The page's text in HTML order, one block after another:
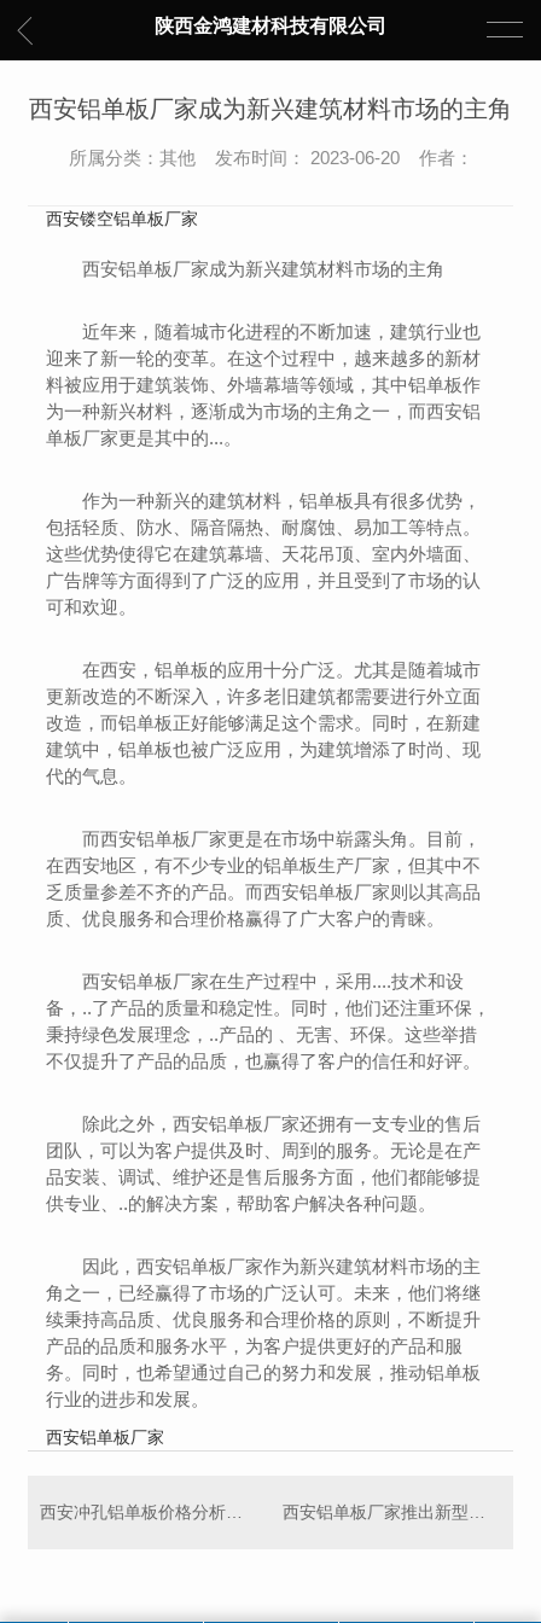
陕西金鸿建材科技有限公司
西安铝单板厂家成为新兴建筑材料市场的主角
所属分类：其他 发布时间： 2023-06-20 作者：
西安镂空铝单板厂家
西安铝单板厂家成为新兴建筑材料市场的主角
近年来，随着城市化进程的不断加速，建筑行业也
迎来了新一轮的变革。在这个过程中，越来越多的新材
料被应用于建筑装饰、外墙幕墙等领域，其中铝单板作
为一种新兴材料，逐渐成为市场的主角之一，而西安铝
单板厂家更是其中的...。
作为一种新兴的建筑材料，铝单板具有很多优势，
包括轻质、防水、隔音隔热、耐腐蚀、易加工等特点。
这些优势使得它在建筑幕墙、天花吊顶、室内外墙面、
广告牌等方面得到了广泛的应用，并且受到了市场的认
可和欢迎。
在西安，铝单板的应用十分广泛。尤其是随着城市
更新改造的不断深入，许多老旧建筑都需要进行外立面
改造，而铝单板正好能够满足这个需求。同时，在新建
建筑中，铝单板也被广泛应用，为建筑增添了时尚、现
代的气息。
而西安铝单板厂家更是在市场中崭露头角。目前，
在西安地区，有不少专业的铝单板生产厂家，但其中不
乏质量参差不齐的产品。而西安铝单板厂家则以其高品
质、优良服务和合理价格赢得了广大客户的青睐。
西安铝单板厂家在生产过程中，采用....技术和设
备，..了产品的质量和稳定性。同时，他们还注重环保，
秉持绿色发展理念，..产品的 、无害、环保。这些举措
不仅提升了产品的品质，也赢得了客户的信任和好评。
除此之外，西安铝单板厂家还拥有一支专业的售后
团队，可以为客户提供及时、周到的服务。无论是在产
品安装、调试、维护还是售后服务方面，他们都能够提
供专业、..的解决方案，帮助客户解决各种问题。
因此，西安铝单板厂家作为新兴建筑材料市场的主
角之一，已经赢得了市场的广泛认可。未来，他们将继
续秉持高品质、优良服务和合理价格的原则，不断提升
产品的品质和服务水平，为客户提供更好的产品和服
务。同时，也希望通过自己的努力和发展，推动铝单板
行业的进步和发展。
西安铝单板厂家